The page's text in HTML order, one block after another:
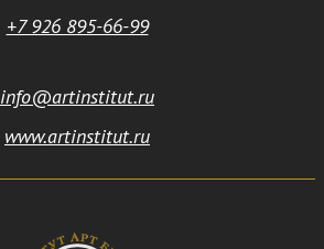
+7 926 895-66-99
info@artinstitut.ru
www.artinstitut.ru